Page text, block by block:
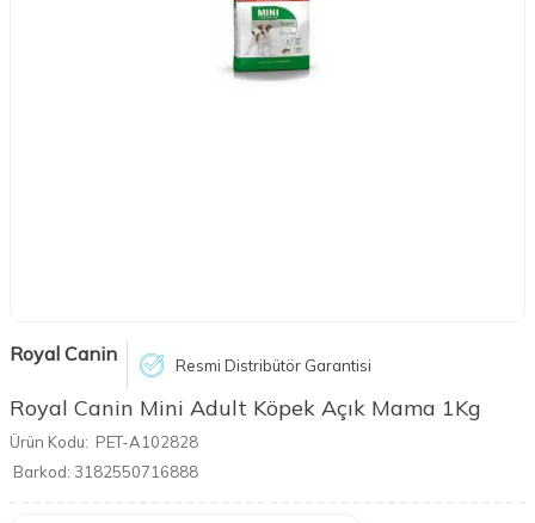
Royal Canin Resmi Distribütör Garantisi
Royal Canin Mini Adult Köpek Açık Mama 1Kg
Ürün Kodu: PET-A102828
Barkod: 3182550716888